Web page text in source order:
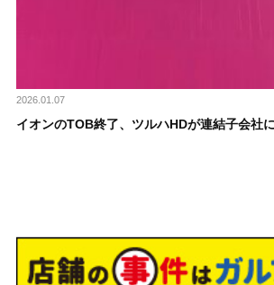
2026.01.07
イオンのTOB終了、ツルハHDが連結子会社に